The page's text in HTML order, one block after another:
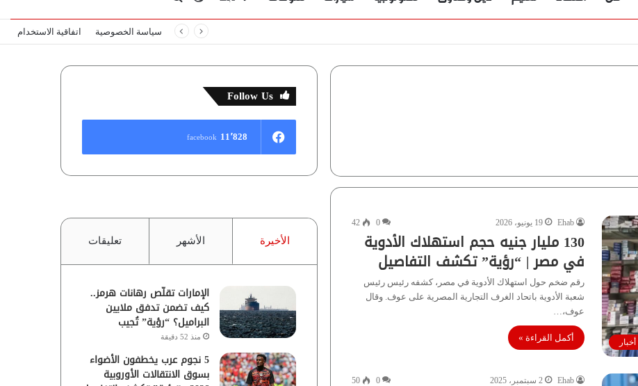
عنالمظلم
سياسة الخصوصية اتفاقية الاستخدام
أخبار
Ehab 19 يونيو، 2026 0
42
130 مليار جنيه حجم استهلاك الأدوية
في مصر | “رؤية” تكشف التفاصيل
رقم ضخم حول استهلاك الأدوية في مصر، كشفه رئيس رئيس
شعبة الأدوية باتحاد الغرف التجارية المصرية على عوف. وقال
عوف،…
أكمل القراءة »
Ehab 2 سبتمبر، 2025 0
50
Follow Us
11٬828 facebook
الأخيرة الأشهر تعليقات
الإمارات تقلّص رهانات هرمز..
كيف تضمن تدفق ملايين
البراميل؟ “رؤية” تُجيب
منذ 52 دقيقة
5 نجوم عرب يخطفون الأضواء
بسوق الانتقالات الأوروبية